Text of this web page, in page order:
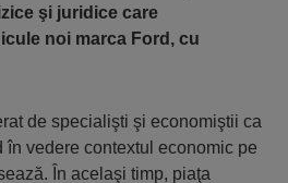
şi juridice care
noi marca Ford, cu
de specialişti şi economiştii ca
vedere contextul economic pe
În acelaşi timp, piaţa